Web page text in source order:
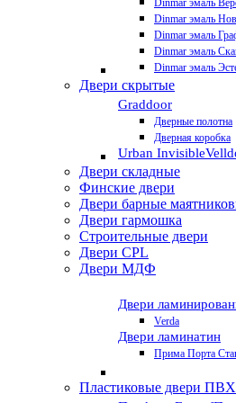
Dinmar эмаль
Dinmar эмаль
Dinmar эмаль
Dinmar эмаль
Dinmar эмаль
Двери скрытые
Graddoor
Дверные полотна
Дверная коробка
Urban Invisible
Двери складные
Финские двери
Двери барные
Двери гармошка
Строительные двери
Двери CРL
Двери МДФ
Двери
Verda
Двери ламинатин
Прима Порта
Пластиковые двери ПВХ